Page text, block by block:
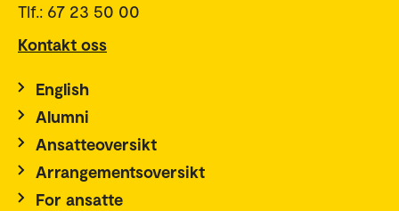
Tlf.: 67 23 50 00
Kontakt oss
English
Alumni
Ansatteoversikt
Arrangementsoversikt
For ansatte